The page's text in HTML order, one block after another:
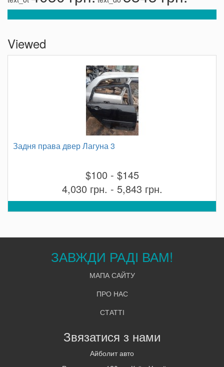
Viewed
Задня права двер Лагуна 3
$100 - $145
4,030 грн. - 5,843 грн.
ЗАВЖДИ РАДІ ВАМ!
МАПА САЙТУ
ПРО НАС
СТАТТІ
Звязатися з нами
Айболит авто